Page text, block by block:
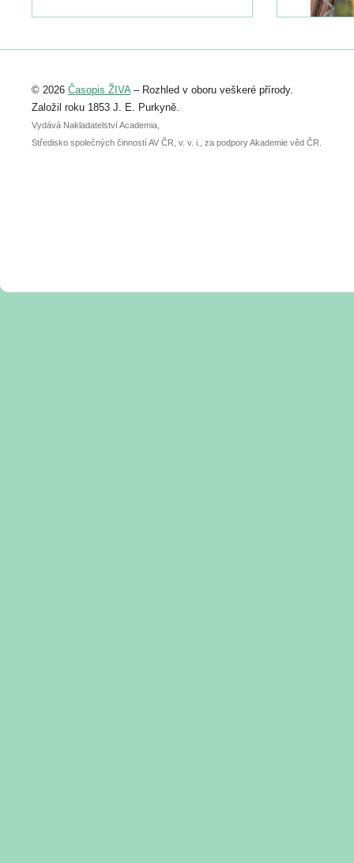
Registrovat se můžete do 6. září.
abstraktu přihlášené přednášky nebo
posteru je už 30. června.
© 2026 Časopis ŽIVA– Rozhled v oboru veškeré přírody.
Založil roku 1853 J. E. Purkyně.
Vydává Nakladatelství Academia,
Středisko společných činností AV ČR, v. v. i., za podpory Akademie věd ČR.